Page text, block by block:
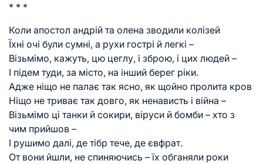
* * *
Коли апостол андрій та олена зводили колізей
Їхні очі були сумні, а рухи гострі й легкі –
Візьмімо, кажуть, цю цеглу, і зброю, і цих людей –
І підем туди, за місто, на інший берег ріки.
Адже ніщо не палає так ясно, як щойно пролита кров
Ніщо не триває так довго, як ненависть і війна –
Візьмімо ці танки й сокири, віруси й бомби – хто з
чим прийшов –
І рушимо далі, де тібр тече, де євфрат.
От вони йшли, не спиняючись – їх обганяли роки